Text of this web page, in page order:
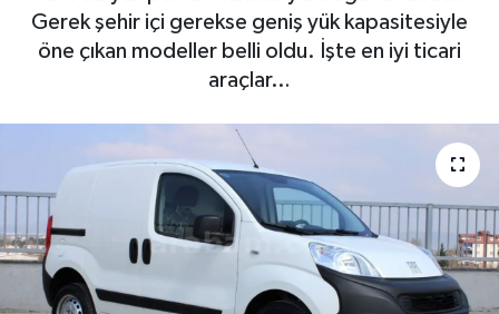
Gerek şehir içi gerekse geniş yük kapasitesiyle
öne çıkan modeller belli oldu. İşte en iyi ticari
araçlar…